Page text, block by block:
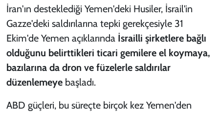
İran'ın desteklediği Yemen'deki Husiler, İsrail'in
Gazze'deki saldırılarına tepki gerekçesiyle 31
Ekim'de Yemen açıklarında İsrailli şirketlere bağlı
olduğunu belirttikleri ticari gemilere el koymaya,
bazılarına da dron ve füzelerle saldırılar
düzenlemeyebaşladı.
ABD güçleri, bu süreçte birçok kez Yemen'den